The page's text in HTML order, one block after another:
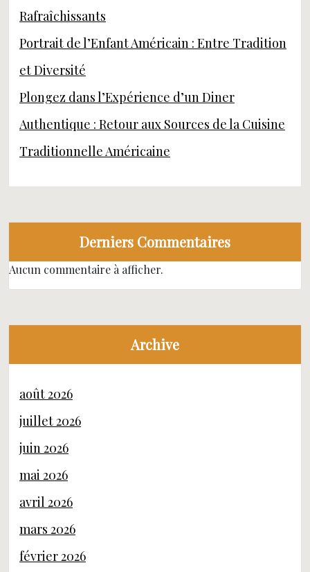
Rafraîchissants
Portrait de l’Enfant Américain : Entre Tradition
et Diversité
Plongez dans l’Expérience d’un Diner
Authentique : Retour aux Sources de la Cuisine
Traditionnelle Américaine
Derniers Commentaires
Aucun commentaire à afficher.
Archive
août 2026
juillet 2026
juin 2026
mai 2026
avril 2026
mars 2026
février 2026